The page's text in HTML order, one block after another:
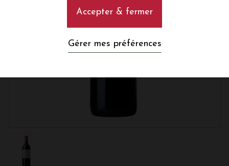
Accepter & fermer
Gérer mes préférences